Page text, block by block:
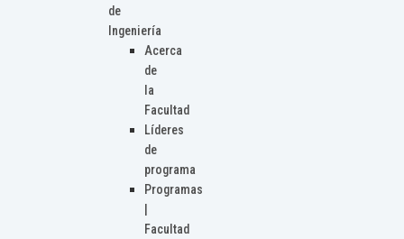
de
Ingeniería
Acerca
de
la
Facultad
Líderes
de
programa
Programas
Facultad